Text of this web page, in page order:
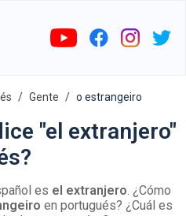
Gente o estrangeiro
"el extranjero"
es el extranjero. ¿Cómo
en portugués? ¿Cuál es